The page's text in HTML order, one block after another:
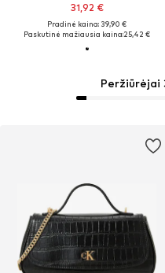
31,92 €
Pradinė kaina: 39,90 €
Paskutinė mažiausia kaina:25,42 €
Peržiūrėjai